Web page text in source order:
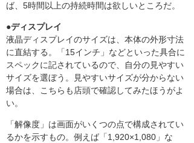
ば、5時間以上の持続時間は欲しいところだ。
●ディスプレイ
液晶ディスプレイのサイズは、本体の外形寸法
に直結する。「15インチ」などといった具合に
スペックに記されているので、自分の見やすい
サイズを選ぼう。見やすいサイズが分からない
場合は、こちらも店頭で確認してみたほうがよ
い。
「解像度」は画面がいくつの点で構成されてい
るかを示すもの。例えば「1,920×1,080」な